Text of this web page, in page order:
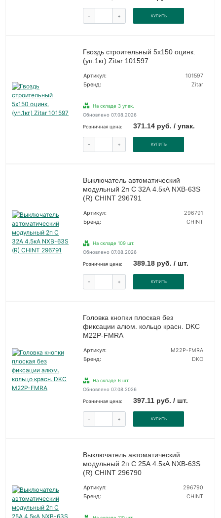
- + КУПИТЬ
Гвоздь строительный 5х150 оцинк.
(уп.1кг) Zitar 101597
Артикул:
101597
Бренд:
Zitar
На складе 3 упак.
Обновлено 07.08.2026
Розничная цена: 371.14 руб. / упак.
- + КУПИТЬ
Выключатель автоматический
модульный 2п C 32А 4.5кА NXB-63S
(R) CHINT 296791
Артикул:
296791
Бренд:
CHINT
На складе 109 шт.
Обновлено 07.08.2026
Розничная цена: 389.18 руб. / шт.
- + КУПИТЬ
Головка кнопки плоская без
фиксации алюм. кольцо красн. DKC
M22P-FMRA
Артикул:
M22P-FMRA
Бренд:
DKC
На складе 6 шт.
Обновлено 07.08.2026
Розничная цена: 397.11 руб. / шт.
- + КУПИТЬ
Выключатель автоматический
модульный 2п C 25А 4.5кА NXB-63S
(R) CHINT 296790
Артикул:
296790
Бренд:
CHINT